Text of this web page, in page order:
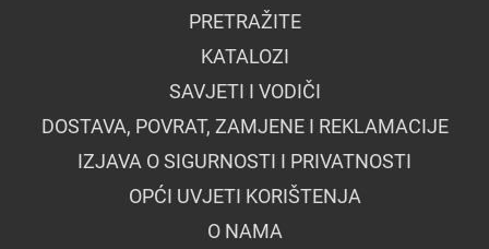
PRETRAŽITE
KATALOZI
SAVJETI I VODIČI
DOSTAVA, POVRAT, ZAMJENE I REKLAMACIJE
IZJAVA O SIGURNOSTI I PRIVATNOSTI
OPĆI UVJETI KORIŠTENJA
O NAMA